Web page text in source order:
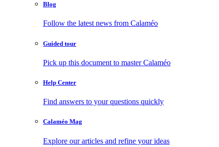
Blog
Follow the latest news from Calaméo
Guided tour
Pick up this document to master Calaméo
Help Center
Find answers to your questions quickly
Calaméo Mag
Explore our articles and refine your ideas